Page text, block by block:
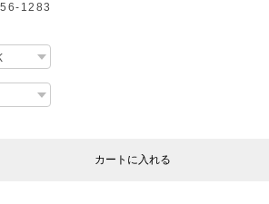
1283
カートに入れる